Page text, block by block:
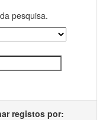
pesquisa.
registos por: